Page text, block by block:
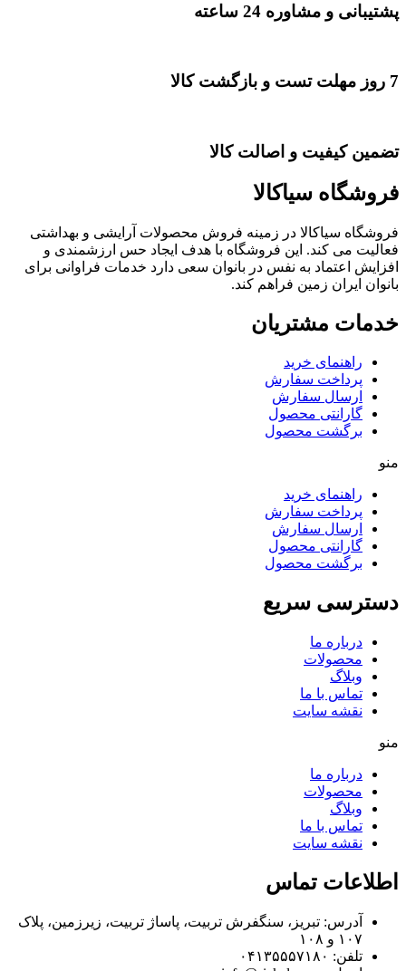
پشتیبانی و مشاوره 24 ساعته
7 روز مهلت تست و بازگشت کالا
تضمین کیفیت و اصالت کالا
فروشگاه سیاکالا
فروشگاه سیاکالا در زمینه فروش محصولات آرایشی و بهداشتی
فعالیت می کند. این فروشگاه با هدف ایجاد حس ارزشمندی و
افزایش اعتماد به نفس در بانوان سعی دارد خدمات فراوانی برای
بانوان ایران زمین فراهم کند.
خدمات مشتریان
راهنمای خرید
پرداخت سفارش
ارسال سفارش
گارانتی محصول
برگشت محصول
منو
راهنمای خرید
پرداخت سفارش
ارسال سفارش
گارانتی محصول
برگشت محصول
دسترسی سریع
درباره ما
محصولات
وبلاگ
تماس با ما
نقشه سایت
منو
درباره ما
محصولات
وبلاگ
تماس با ما
نقشه سایت
اطلاعات تماس
آدرس: تبریز، سنگفرش تربیت، پاساژ تربیت، زیرزمین، پلاک
۱۰۷ و ۱۰۸
تلفن: ۰۴۱۳۵۵۵۷۱۸۰